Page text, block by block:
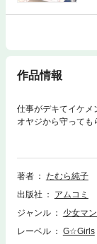
作品情報
仕事がデキてイケメ
オヤジから守って
間…「おまえバカか
司という関係だっ
きた母親が同じく男
いつつも歓迎するひ
を浴びるひな。そこ
三条係長がもしかし
著者
たむら純子
出版社
アムコミ
ジャンル
少女マ
レーベル
G☆Girls